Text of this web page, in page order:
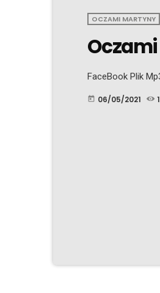
OCZAMI MARTYNY
FaceBook Plik
today 06/05/2021